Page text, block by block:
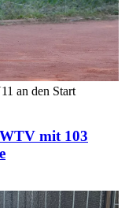
an den Start
mit 103